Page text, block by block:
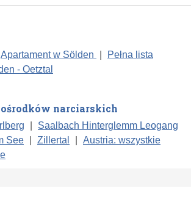
Apartament w Sölden
Pełna lista
- Oetztal
narciarskich
Saalbach Hinterglemm Leogang
See Zillertal
Austria: wszystkie